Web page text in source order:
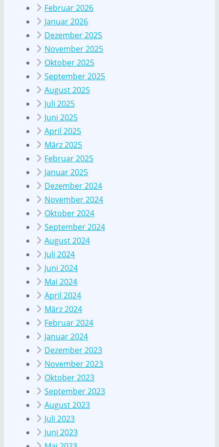
Februar 2026
Januar 2026
Dezember 2025
November 2025
Oktober 2025
September 2025
August 2025
Juli 2025
Juni 2025
April 2025
März 2025
Februar 2025
Januar 2025
Dezember 2024
November 2024
Oktober 2024
September 2024
August 2024
Juli 2024
Juni 2024
Mai 2024
April 2024
März 2024
Februar 2024
Januar 2024
Dezember 2023
November 2023
Oktober 2023
September 2023
August 2023
Juli 2023
Juni 2023